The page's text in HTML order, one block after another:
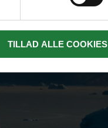
TILLAD ALLE COOKIES